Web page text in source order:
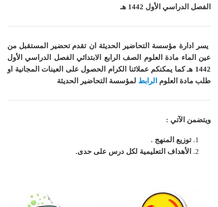
الفصل الدراسي الأول 1442 هـ
يسر ادارة مؤسسة التحاضير الحديثة ان تقدم تحضير المستقبل من
عين الماء مادة العلوم الصف الرابع الابتدائي الفصل الدراسي الأول
1442 هـ
كما يمكنكم عملائنا الكرام الحصول على العينات المجانية او
طلب مادة
العلوم الرابط لمؤسسة التحاضير الحديثة
ويتضمن الآتي :
توزيع المنهج .
الأهداف التعليمية لكل درس على حدى.